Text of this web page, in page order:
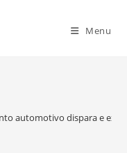
Menu
automotivo dispara e